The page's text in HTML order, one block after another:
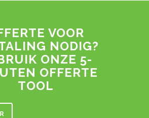
VOOR
NODIG?
ONZE 5-
OFFERTE
TOOL